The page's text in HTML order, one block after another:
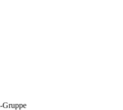
Gruppe